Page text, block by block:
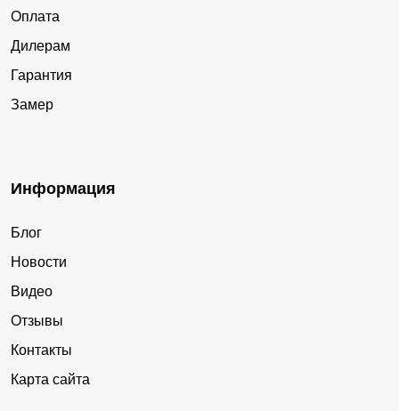
Оплата
Дилерам
Гарантия
Замер
Информация
Блог
Новости
Видео
Отзывы
Контакты
Карта сайта